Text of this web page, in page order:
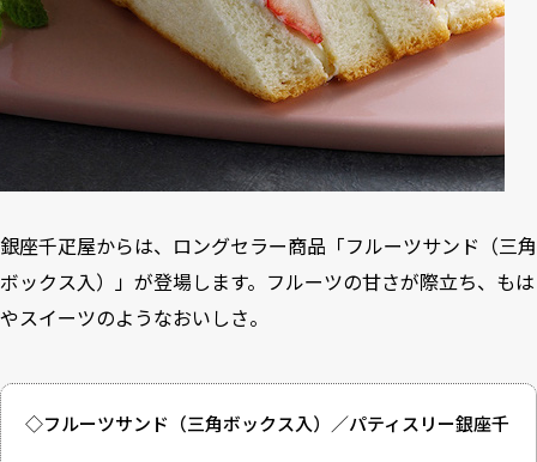
銀座千疋屋からは、ロングセラー商品「フルーツサンド（三角
ボックス入）」が登場します。フルーツの甘さが際立ち、もは
やスイーツのようなおいしさ。
◇フルーツサンド（三角ボックス入）／パティスリー銀座千